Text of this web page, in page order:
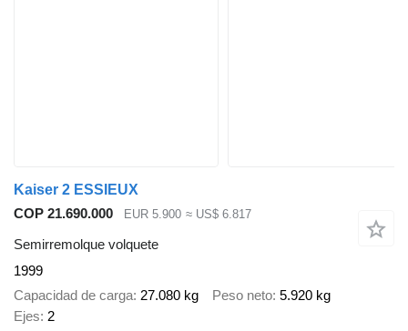
Kaiser 2 ESSIEUX
COP 21.690.000
EUR 5.900 ≈ US$ 6.817
Semirremolque volquete
1999
Capacidad de carga 27.080 kg Peso neto 5.920 kg
Ejes 2